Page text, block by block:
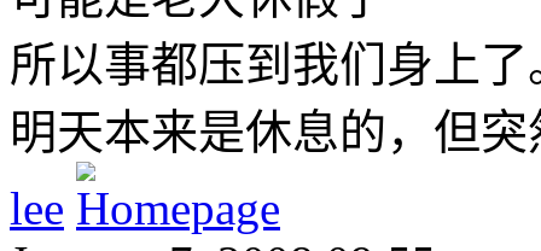
所以事都压到我们身上了
明天本来是休息的，但
lee